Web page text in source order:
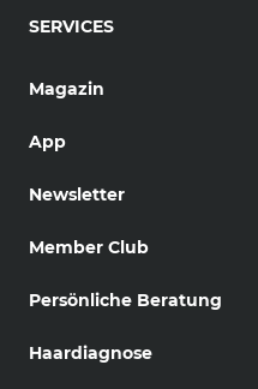
SERVICES
Magazin
App
Newsletter
Member Club
Persönliche Beratung
Haardiagnose